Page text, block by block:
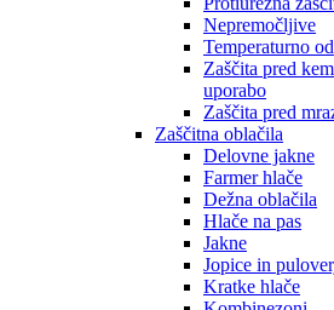
Nepremočljive
Temperaturno
Zaščita pred
uporabo
Zaščita pred
Zaščitna oblačila
Delovne jakne
Farmer hlače
Dežna oblačila
Hlače na pas
Jakne
Jopice in
Kratke hlače